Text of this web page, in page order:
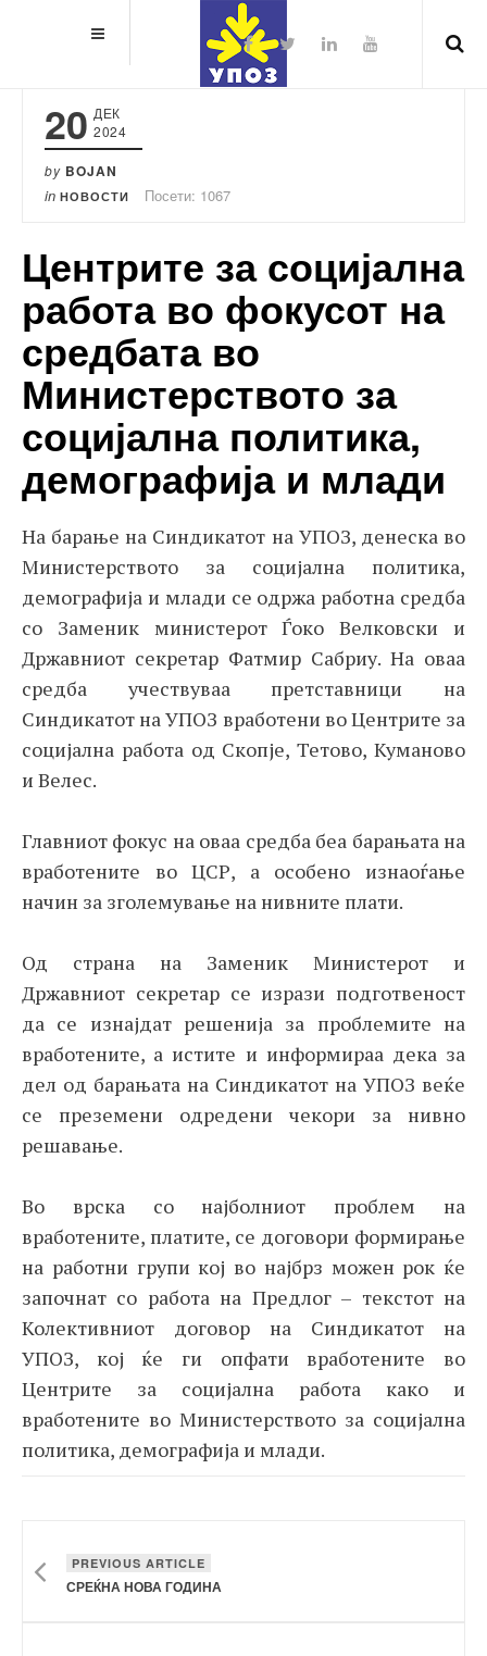
20 ДЕК
2024
by BOJAN
in НОВОСТИ Посети: 1067
Центрите за социјална
работа во фокусот на
средбата во
Министерството за
социјална политика,
демографија и млади
На барање на Синдикатот на УПОЗ, денеска во
Министерството за социјална политика,
демографија и млади се одржа работна средба
со Заменик министерот Ѓоко Велковски и
Државниот секретар Фатмир Сабриу. На оваа
средба учествуваа претставници на
Синдикатот на УПОЗ вработени во Центрите за
социјална работа од Скопје, Тетово, Куманово
и Велес.
Главниот фокус на оваа средба беа барањата на
вработените во ЦСР, а особено изнаоѓање
начин за зголемување на нивните плати.
Од страна на Заменик Министерот и
Државниот секретар се изрази подготвеност
да се изнајдат решенија за проблемите на
вработените, а истите и информираа дека за
дел од барањата на Синдикатот на УПОЗ веќе
се преземени одредени чекори за нивно
решавање.
Во врска со најболниот проблем на
вработените, платите, се договори формирање
на работни групи кој во најбрз можен рок ќе
започнат со работа на Предлог – текстот на
Колективниот договор на Синдикатот на
УПОЗ, кој ќе ги опфати вработените во
Центрите за социјална работа како и
вработените во Министерството за социјална
политика, демографија и млади.
PREVIOUS ARTICLE
СРЕЌНА НОВА ГОДИНА